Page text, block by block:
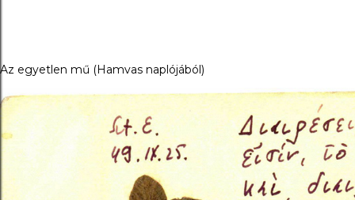
Az egyetlen mű (Hamvas naplójából)